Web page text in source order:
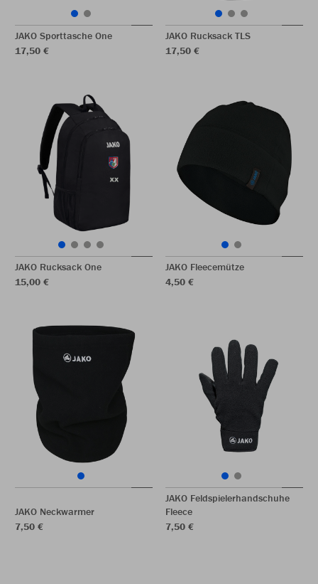
JAKO Sporttasche One
17,50 €
JAKO Rucksack TLS
17,50 €
JAKO Rucksack One
15,00 €
JAKO Fleecemütze
4,50 €
JAKO Neckwarmer
7,50 €
JAKO Feldspielerhandschuhe
Fleece
7,50 €